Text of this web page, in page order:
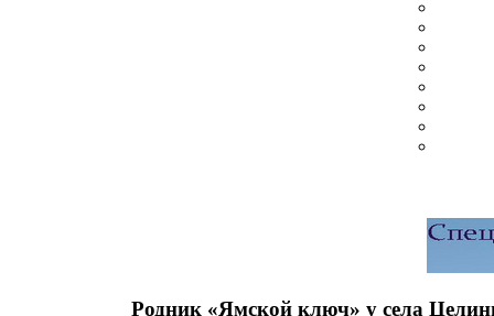
Родник «Ямской ключ» у села